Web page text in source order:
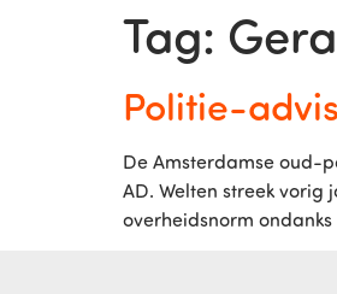
Tag:
Politie-
De Amsterdamse oud-
AD. Welten streek vorig
overheidsnorm